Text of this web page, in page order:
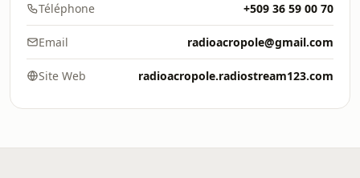
Téléphone +509 36 59 00 70
Email radioacropole@gmail.com
Site Web radioacropole.radiostream123.com